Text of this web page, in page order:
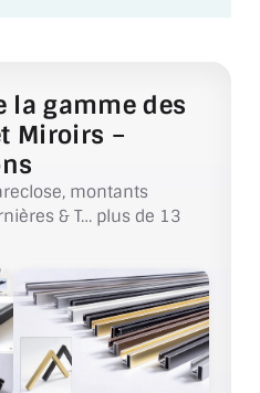
la gamme des
Miroirs –
montants
& T… plus de 13